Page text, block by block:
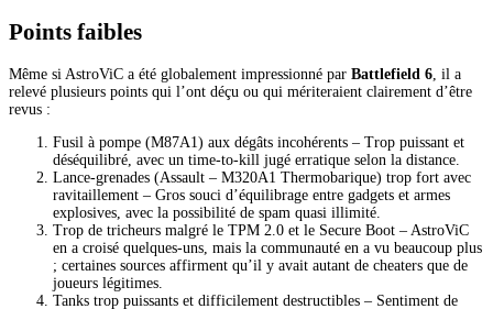
Points faibles
Même si AstroViC a été globalement impressionné par Battlefield 6 , il a
relevé plusieurs points qui l’ont déçu ou qui mériteraient clairement d’être
revus :
Fusil à pompe (M87A1) aux dégâts incohérents – Trop puissant et
déséquilibré, avec un time-to-kill jugé erratique selon la distance.
Lance-grenades (Assault – M320A1 Thermobarique) trop fort avec
ravitaillement – Gros souci d’équilibrage entre gadgets et armes
explosives, avec la possibilité de spam quasi illimité.
Trop de tricheurs malgré le TPM 2.0 et le Secure Boot – AstroViC
en a croisé quelques-uns, mais la communauté en a vu beaucoup plus
; certaines sources affirment qu’il y avait autant de cheaters que de
joueurs légitimes.
Tanks trop puissants et difficilement destructibles – Sentiment de